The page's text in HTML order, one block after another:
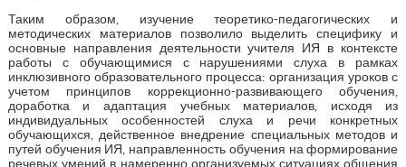
Таким образом, изучение теоретико-педагогических и
методических материалов позволило выделить специфику и
основные направления деятельности учителя ИЯ в контексте
работы с обучающимися с нарушениями слуха в рамках
инклюзивного образовательного процесса: организация уроков с
учетом принципов коррекционно-развивающего обучения,
доработка и адаптация учебных материалов, исходя из
индивидуальных особенностей слуха и речи конкретных
обучающихся, действенное внедрение специальных методов и
путей обучения ИЯ, направленность обучения на формирование
речевых умений в намеренно организуемых ситуациях общения